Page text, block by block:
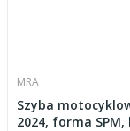
MRA
Szyba
2024, forma